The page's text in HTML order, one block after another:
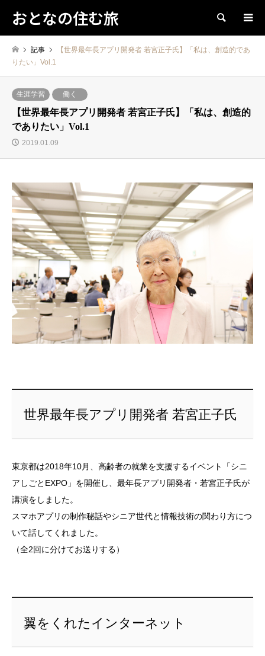
おとなの住む旅 検索
記事
【世界最年長アプリ開発者 若宮正子氏】「私は、創造的であ
りたい」Vol.1
生涯学習 働く
【世界最年長アプリ開発者 若宮正子氏】「私は、創造的
でありたい」Vol.1
2019.01.09
世界最年長アプリ開発者 若宮正子氏
東京都は2018年10月、高齢者の就業を支援するイベント「シニ
アしごとEXPO」を開催し、最年長アプリ開発者・若宮正子氏が
講演をしました。
スマホアプリの制作秘話やシニア世代と情報技術の関わり方につ
いて話してくれました。
（全2回に分けてお送りする）
翼をくれたインターネット